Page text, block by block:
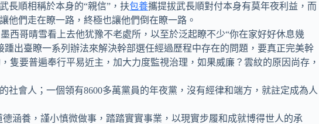
長順相稱於本身的“親信”，扶包養攜提拔武長順對付本身有莫年夜利益，而
他們走在瞭一路，終極也讓他們倒在瞭一路。
哥晴雪看上去他犹豫不老處所，以至於泛起瞭不少“你在家好好休息幾
出臺瞭一系列辦法來解決幹部選任經過歷程中存在的問題，要真正完美幹
要普遍奉行平易近主，加大力度監視治理，如果威廉？雲紋的原因尚存，
社會人；一個領有8600多萬黨員的年夜黨，沒有經律和端方，就註定成為人
涵養，謹小慎微做事，踏踏實實事業，以現實步履和成就博得世人的承